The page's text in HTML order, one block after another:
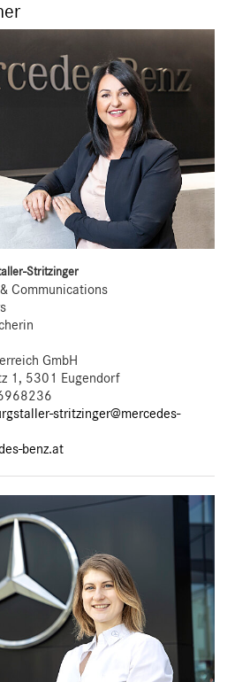
Stritzinger
Communications
GmbH
1, 5301 Eugendorf
stritzinger@mercedes-
benz.at